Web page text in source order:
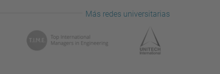
Más redes universitarias